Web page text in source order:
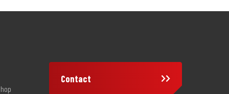
Contact